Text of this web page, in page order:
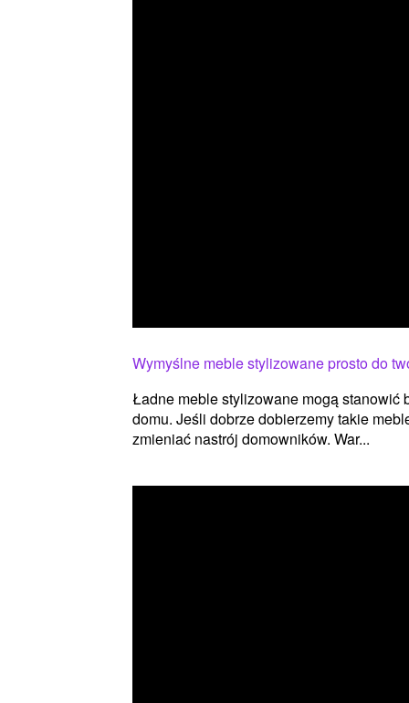
Wymyślne meble stylizowane prosto do
Ładne meble stylizowane mogą stanowić
domu. Jeśli dobrze dobierzemy takie
zmieniać nastrój domowników. War...